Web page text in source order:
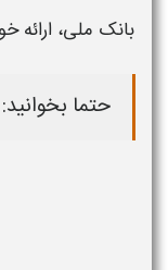
بانک ملی، ارائه
حتما بخوانید: